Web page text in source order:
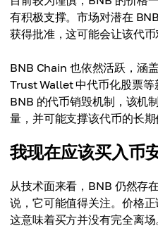
有积极支撑。市场对潜在
获得批准，这可能会让该代币
BNB Chain 也依然活跃，涵
Trust Wallet 中代币化股票等
BNB 的代币销毁机制，该机
量，并可能支撑该代币的长期
我现在应该买入币
从技术面来看，BNB 仍然存
说，它可能值得关注。价格
这意味着买方并没有完全离